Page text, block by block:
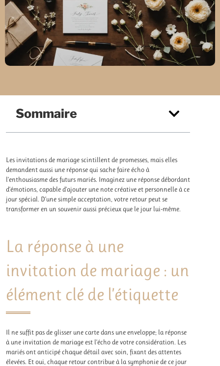
Sommaire
Les invitations de mariage scintillent de promesses, mais elles
demandent aussi une réponse qui sache faire écho à
l’enthousiasme des futurs mariés. Imaginez une réponse débordant
d’émotions, capable d’ajouter une note créative et personnelle à ce
jour spécial. D’une simple acceptation, votre retour peut se
transformer en un souvenir aussi précieux que le jour lui-même.
La réponse à une
invitation de mariage : un
élément clé de l’étiquette
Il ne suffit pas de glisser une carte dans une enveloppe; la réponse
à une invitation de mariage est l’écho de votre considération. Les
mariés ont anticipé chaque détail avec soin, fixant des attentes
élevées. Et oui, chaque retour contribue à la symphonie de ce jour